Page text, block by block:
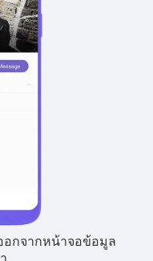
อกจากหน้าจอข้อมูล